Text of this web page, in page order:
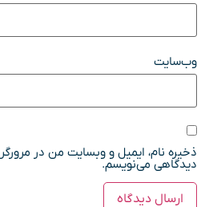
وب‌سایت
ذخیره نام، ایمیل و وبسایت من در مرورگر
دیدگاهی می‌نویسم.